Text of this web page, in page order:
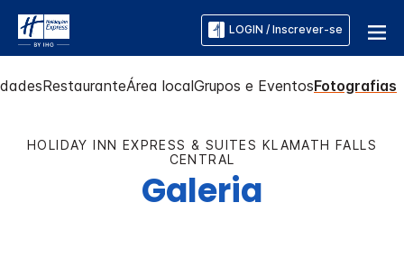
LOGIN / Inscrever-se
RestauranteÁrea localGrupos e EventosFotografias
HOLIDAY INN EXPRESS & SUITES KLAMATH FALLS
CENTRAL
Galeria